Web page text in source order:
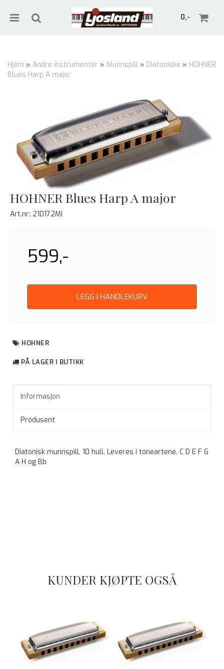
0,-
Hjem » Andre instrumenter » Munnspill » Diatoniske » HOHNER
Blues Harp A major
HOHNER Blues Harp A major
Art.nr: 210172MI
599,-
LEGG I HANDLEKURV
HOHNER
PÅ LAGER I BUTIKK
Informasjon
Produsent
Diatonisk munnspill, 10 hull. Leveres i toneartene. C D E F G
A H og Bb
KUNDER KJØPTE OGSÅ
Trykk ENTER for å søke